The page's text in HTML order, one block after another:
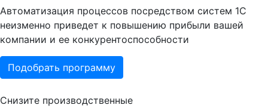
Автоматизация процессов посредством систем 1С
неизменно приведет к повышению прибыли вашей
компании и ее конкурентоспособности
Подобрать программу
Снизите производственные